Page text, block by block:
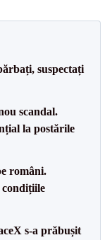
suspectați
scandal.
la postările
români.
s-a prăbușit